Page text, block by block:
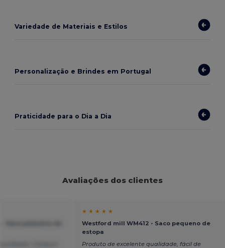
Variedade de Materiais e Estilos
Personalização e Brindes em Portugal
Praticidade para o Dia a Dia
Avaliações dos clientes
★ ★ ★ ★ ★
Westford mill WM412 - Saco pequeno de
estopa
Produto de excelente qualidade, fácil de